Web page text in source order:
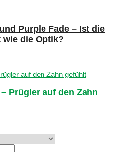
Purple Fade – Ist die
wie die Optik?
Prügler auf den Zahn